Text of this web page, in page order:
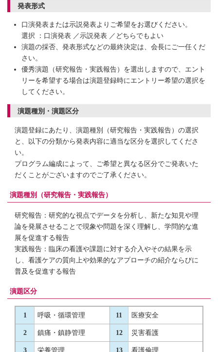
発表形式
口演発表または示説発表よりご希望をお選びください。
選択 ：口演発表 ／示説発表 ／どちらでもよい
演題の採否、発表形式などの最終決定は、会長にご一任くだ
さい。
優秀演題（研究報告・実践報告）を選出しますので、エント
リーを希望する場合は演題登録時にエントリー希望の選択を
してください。
演題種別・演題区分
演題登録にあたり、演題種別（研究報告・実践報告）の選択
と、以下の分類から発表内容に適当な区分を選択してくださ
い。
プログラム編成によって、ご希望と異なる区分でご発表いた
だくことがございますのでご了承ください。
演題種別（研究報告・実践報告）
研究報告：研究的な視点でデータを分析し、新たな知見や理
論を発展させることで現象や問題を深く理解し、学問的な進
展を促進する報告
実践報告：臨床の看護や課題に対する介入やその結果を示
し、看護ケアの質向上や効果的なアプローチの紹介ならびに
普及を促進する報告
演題区分
1 呼吸・循環管理 11 医療安全
2 鎮痛・鎮静管理 12 災害看護
3 栄養管理 13 看護倫理